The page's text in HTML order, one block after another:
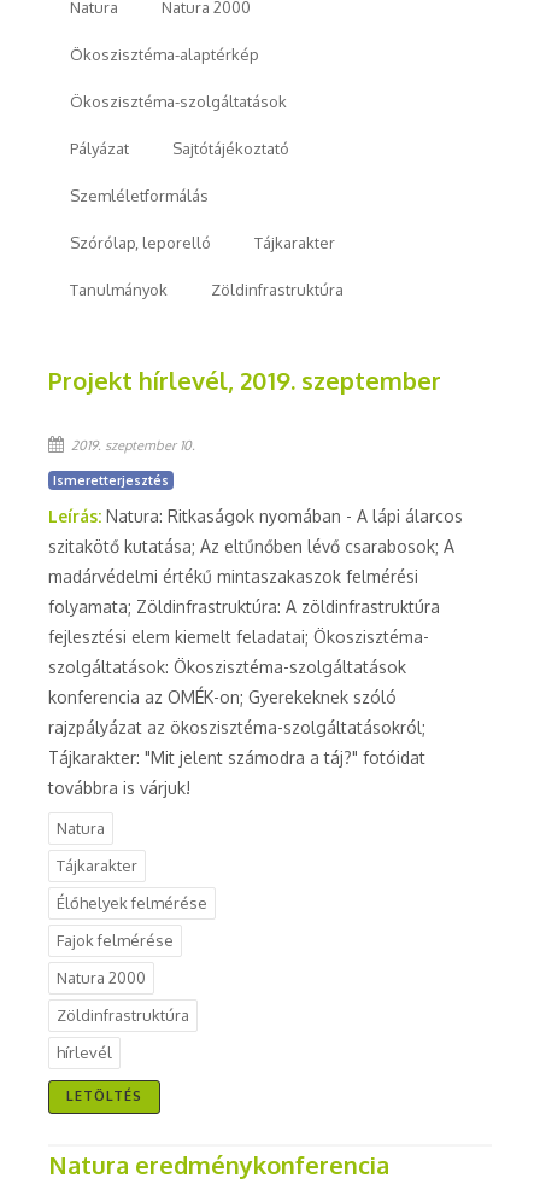
Natura Natura 2000
Ökoszisztéma-alaptérkép
Ökoszisztéma-szolgáltatások
Pályázat Sajtótájékoztató
Szemléletformálás
Szórólap, leporelló Tájkarakter
Tanulmányok Zöldinfrastruktúra
Projekt hírlevél, 2019. szeptember
2019. szeptember 10.
Ismeretterjesztés
Leírás: Natura: Ritkaságok nyomában - A lápi álarcos
szitakötő kutatása; Az eltűnőben lévő csarabosok; A
madárvédelmi értékű mintaszakaszok felmérési
folyamata; Zöldinfrastruktúra: A zöldinfrastruktúra
fejlesztési elem kiemelt feladatai; Ökoszisztéma-
szolgáltatások: Ökoszisztéma-szolgáltatások
konferencia az OMÉK-on; Gyerekeknek szóló
rajzpályázat az ökoszisztéma-szolgáltatásokról;
Tájkarakter: "Mit jelent számodra a táj?" fotóidat
továbbra is várjuk!
Natura
Tájkarakter
Élőhelyek felmérése
Fajok felmérése
Natura 2000
Zöldinfrastruktúra
hírlevél
LETÖLTÉS
Natura eredménykonferencia